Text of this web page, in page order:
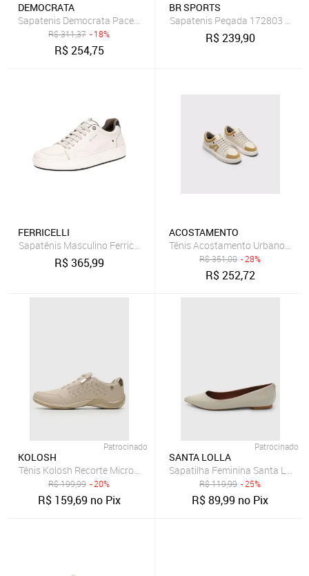
DEMOCRATA
Sapatenis Democrata Pace Calce Fácil Creme 653101-005
R$311,37 - 18%
R$254,75
BR SPORTS
Sapatenis Pegada 172803
R$239,90
FERRICELLI
Sapatênis Masculino Ferricelli Hrt61000 9896100 Bege
R$365,99
ACOSTAMENTO
Tênis Acostamento Urbano Bege
R$351,00 - 28%
R$252,72
Patrocinado
KOLOSH
Tênis Kolosh Recorte Micro Furo Bege
R$199,99 - 20%
R$ 159,69 no Pix
Patrocinado
SANTA LOLLA
Sapatilha Feminina Santa Lolla
R$119,99 - 25%
R$89,99 no Pix